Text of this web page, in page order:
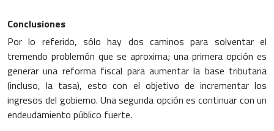
Conclusiones
Por lo referido, sólo hay dos caminos para solventar el
tremendo problemón que se aproxima; una primera opción es
generar una reforma fiscal para aumentar la base tributaria
(incluso, la tasa), esto con el objetivo de incrementar los
ingresos del gobierno. Una segunda opción es continuar con un
endeudamiento público fuerte.